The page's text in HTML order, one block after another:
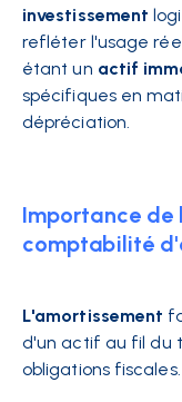
investissement
refléter l'usage
étant un actif
spécifiques en
dépréciation.
Importance de
comptabilité
L'amortissement
d'un actif au fil du
obligations